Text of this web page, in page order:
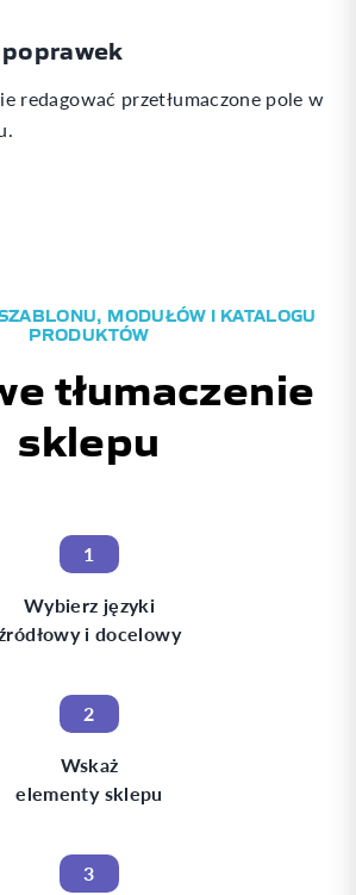
redagować przetłumaczone pole w
tłumaczenie
sklepu
MODUŁÓW I KATALOGU
PRODUKTÓW
1
Wybierz języki
i docelowy
2
Wskaż
elementy sklepu
3